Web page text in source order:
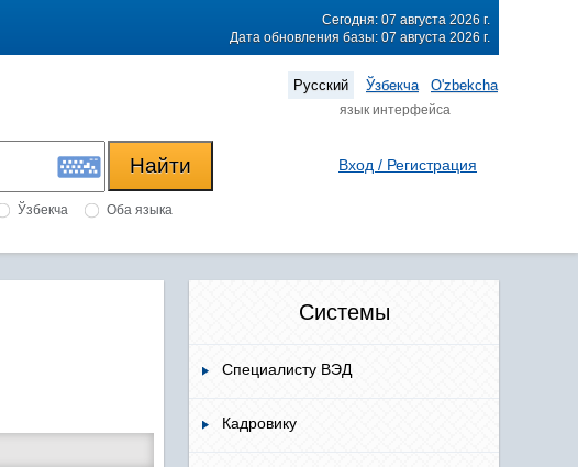
Сегодня: 07 августа 2026 г.
Дата обновления базы: 07 августа 2026 г.
Русский Ўзбекча O'zbekcha
язык интерфейса
Ўзбекча Оба языка
Вход / Регистрация
Системы
Специалисту ВЭД
Кадровику